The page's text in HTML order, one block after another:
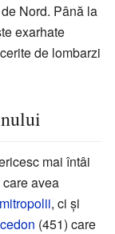
Nord. Până la
exarhate
de lombarzi
mai întâi
care avea
, ci și
(451) care